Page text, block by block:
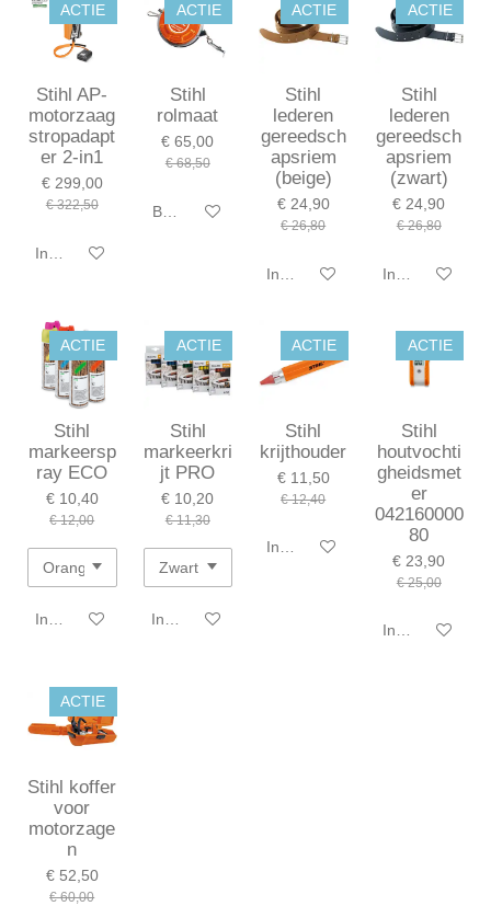
ACTIE
Stihl AP-
motorzaag
stropadapt
er 2-in1
€ 299,00
€ 322,50
In winkelwagen
ACTIE
Stihl
rolmaat
€ 65,00
€ 68,50
Bekijk details
ACTIE
Stihl
lederen
gereedsch
apsriem
(beige)
€ 24,90
€ 26,80
In winkelwagen
ACTIE
Stihl
lederen
gereedsch
apsriem
(zwart)
€ 24,90
€ 26,80
In winkelwagen
ACTIE
Stihl
markeersp
ray ECO
€ 10,40
€ 12,00
In winkelwagen
ACTIE
Stihl
markeerkri
jt PRO
€ 10,20
€ 11,30
In winkelwagen
ACTIE
Stihl
krijthouder
€ 11,50
€ 12,40
In winkelwagen
ACTIE
Stihl
houtvochti
gheidsmet
er
042160000
80
€ 23,90
€ 25,00
In winkelwagen
ACTIE
Stihl koffer
voor
motorzage
n
€ 52,50
€ 60,00